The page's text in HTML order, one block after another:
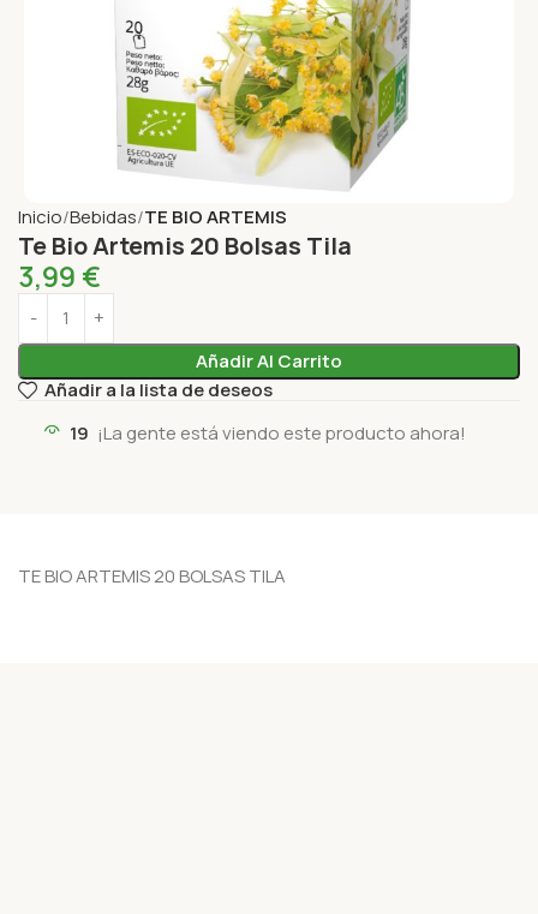
Inicio Bebidas TE BIO ARTEMIS
Te Bio Artemis 20 Bolsas Tila
3,99 €
Añadir Al Carrito
Añadir a la lista de deseos
19 ¡La gente está viendo este producto ahora!
TE BIO ARTEMIS 20 BOLSAS TILA